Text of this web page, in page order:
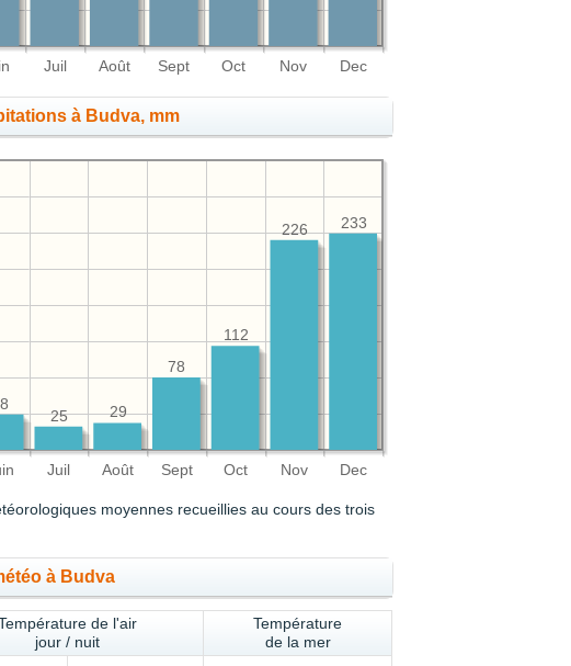
Juil Août Sept Oct Nov Dec
à Budva, mm
Juil Août Sept Oct Nov Dec
233
226
112
78
29
25
moyennes recueillies au cours des trois
à Budva
de l'air
jour / nuit
Température
de la mer